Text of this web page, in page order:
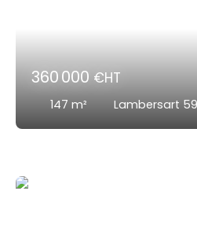
360 000 €HT
147 m² Lambersart